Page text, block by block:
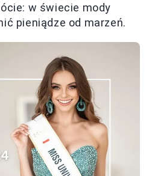
w świecie mody
pieniądze od marzeń.